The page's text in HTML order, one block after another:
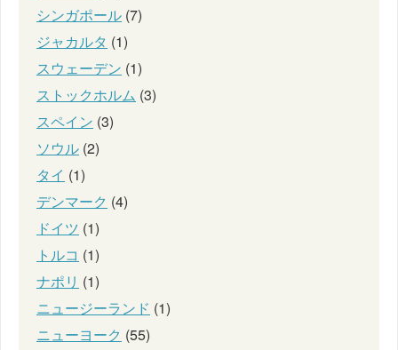
シンガポール (7)
ジャカルタ (1)
スウェーデン (1)
ストックホルム (3)
スペイン (3)
ソウル (2)
タイ (1)
デンマーク (4)
ドイツ (1)
トルコ (1)
ナポリ (1)
ニュージーランド (1)
ニューヨーク (55)